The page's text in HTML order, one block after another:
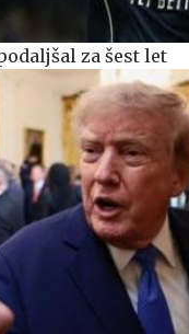
za šest let